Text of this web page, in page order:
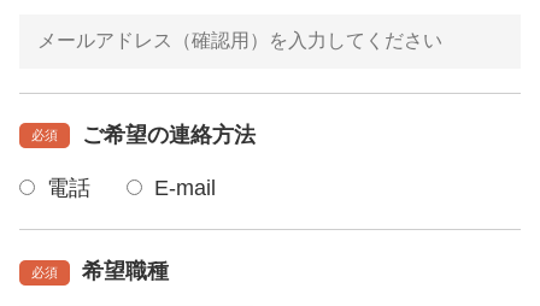
必須 ご希望の連絡方法
電話 E-mail
必須 希望職種